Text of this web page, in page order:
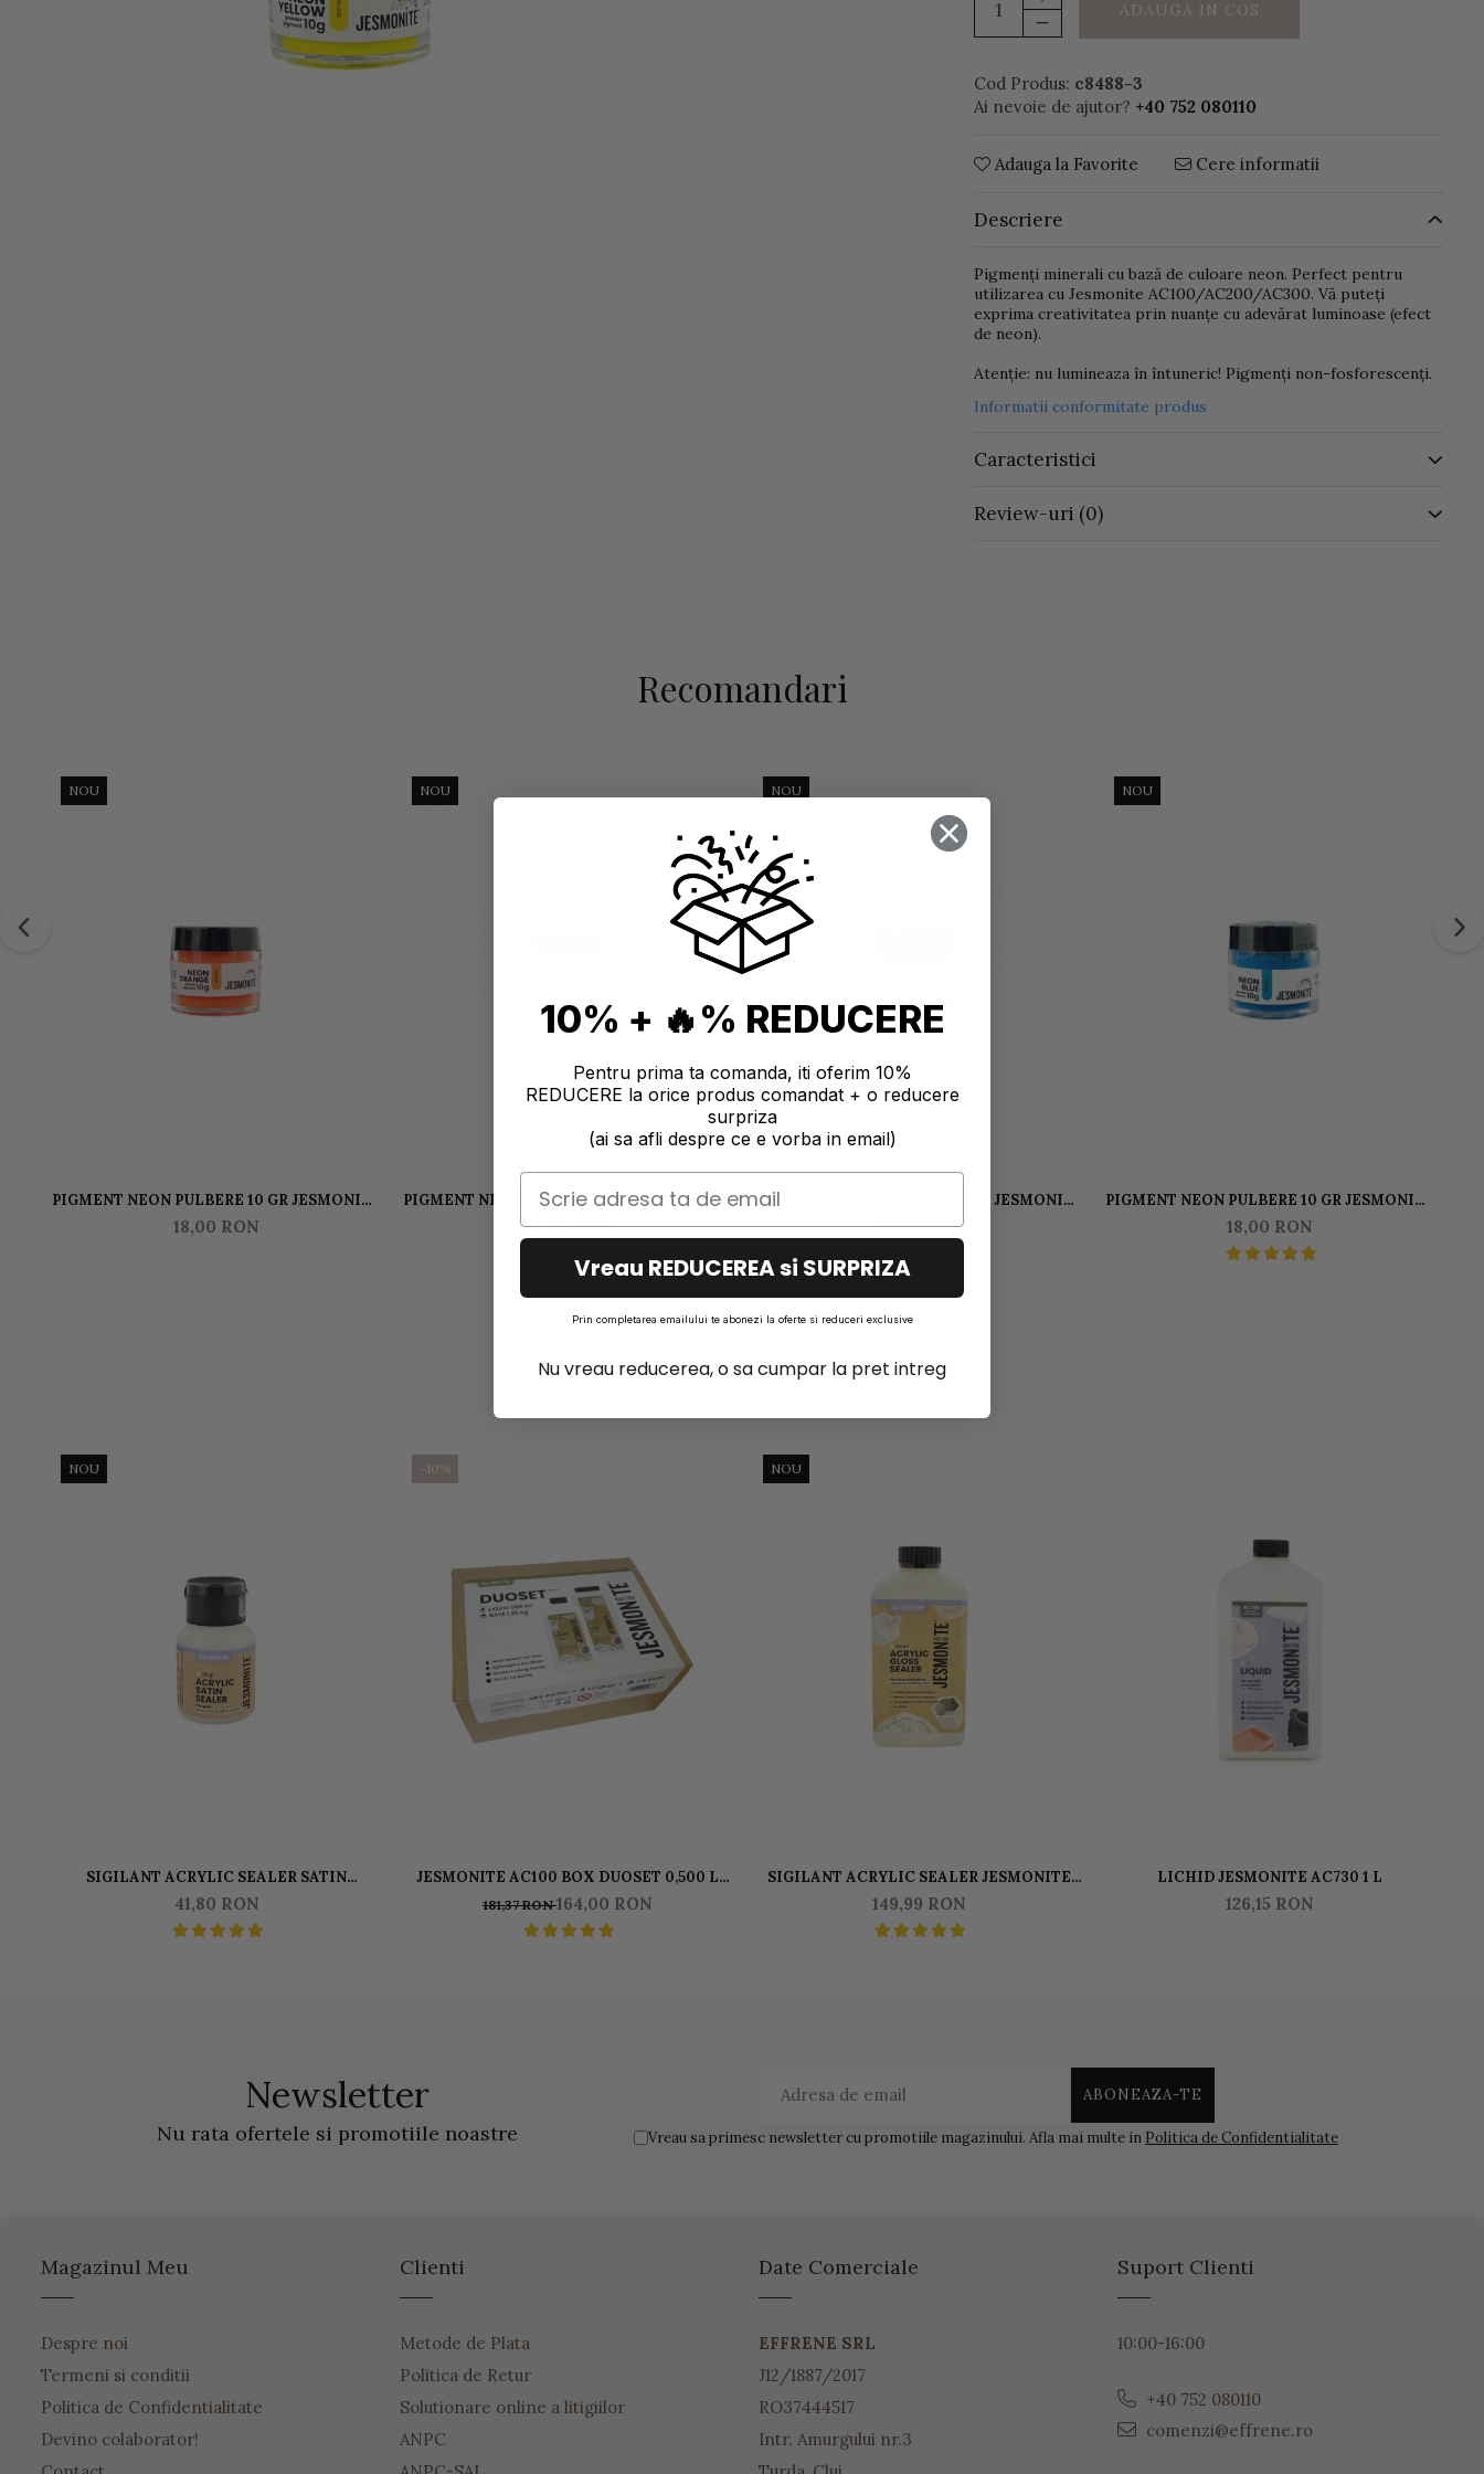
ADAUGA IN COS
Cod Produs: c8488-3
Ai nevoie de ajutor? +40 752 080110
Adauga la Favorite Cere informatii
Descriere
Pigmenți minerali cu bază de culoare neon. Perfect pentru
utilizarea cu Jesmonite AC100/AC200/AC300. Vă puteți
exprima creativitatea prin nuanțe cu adevărat luminoase (efect
de neon).
Atenție: nu lumineaza în întuneric! Pigmenți non-fosforescenți.
Informatii conformitate produs
Caracteristici
Review-uri (0)
Recomandari
NOU
PIGMENT NEON PULBERE 10 GR JESMONITE
PORTOCALIU
18,00 RON
NOU
PIGMENT NEON PULBERE 10 GR JESMONITE
18,00 RON
NOU
PIGMENT NEON PULBERE 10 GR JESMONITE
18,00 RON
NOU
PIGMENT NEON PULBERE 10 GR JESMONITE
ALBASTRU
18,00 RON
Produse similare
NOU
SIGILANT ACRYLIC SEALER SATIN
50 GR
41,80 RON
-10%
JESMONITE AC100 BOX DUOSET 0,500 L
LICHID & 1250 KG BAZA
181,37 RON164,00 RON
NOU
SIGILANT ACRYLIC SEALER JESMONITE
GLOSS PENTRU AC100 500 GR
149,99 RON
LICHID JESMONITE AC730 1 L
126,15 RON
Newsletter
Nu rata ofertele si promotiile noastre Vreau sa primesc newsletter cu promotiile magazinului. Afla mai multe in Politica de Confidentialitate
Magazinul Meu
Despre noi
Termeni si conditii
Politica de Confidentialitate
Devino colaborator!
Clienti
Metode de Plata
Politica de Retur
Solutionare online a litigiilor
ANPC
Date Comerciale
EFFRENE SRL
J12/1887/2017
RO37444517
Intr. Amurgului nr.3
Suport Clienti
10:00-16:00
+40 752 080110
comenzi@effrene.ro
10% + 🔥% REDUCERE
Pentru prima ta comanda, iti oferim 10%
REDUCERE la orice produs comandat + o reducere
surpriza
(ai sa afli despre ce e vorba in email)
Vreau REDUCEREA si SURPRIZA
Prin completarea emailului te abonezi la oferte si reduceri exclusive
Nu vreau reducerea, o sa cumpar la pret intreg